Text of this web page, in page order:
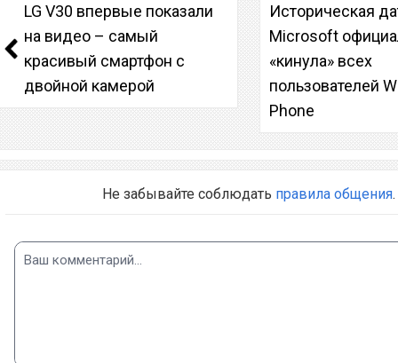
LG V30 впервые показали
на видео – самый
красивый смартфон с
двойной камерой
Историческая
Microsoft
«кинула» всех
пользователей
Phone
Не забывайте соблюдать правила общения.